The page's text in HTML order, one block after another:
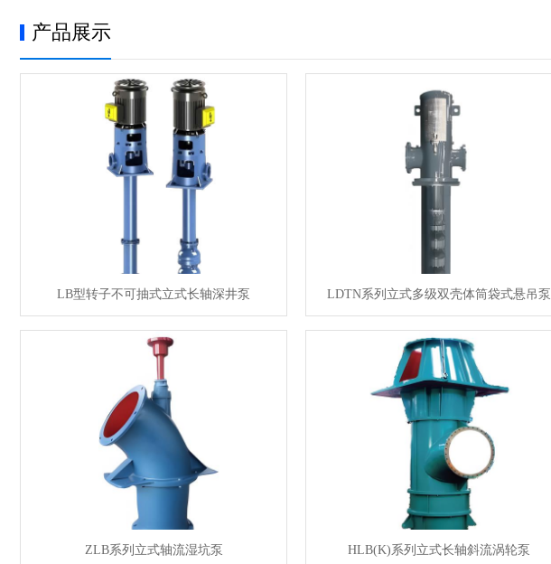
产品展示
LB型转子不可抽式立式长轴深井泵 LDTN系列立式多级双壳体筒袋式悬吊泵
ZLB系列立式轴流湿坑泵 HLB(K)系列立式长轴斜流涡轮泵